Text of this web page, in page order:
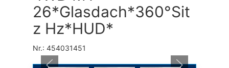
26*Glasdach*360°Sit
z Hz*HUD*
Nr.: 454031451